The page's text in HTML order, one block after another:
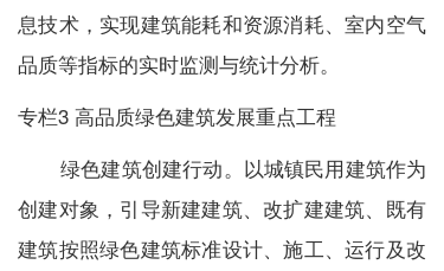
息技术，实现建筑能耗和资源消耗、室内空气
品质等指标的实时监测与统计分析。
专栏3 高品质绿色建筑发展重点工程
绿色建筑创建行动。以城镇民用建筑作为
创建对象，引导新建建筑、改扩建建筑、既有
建筑按照绿色建筑标准设计、施工、运行及改